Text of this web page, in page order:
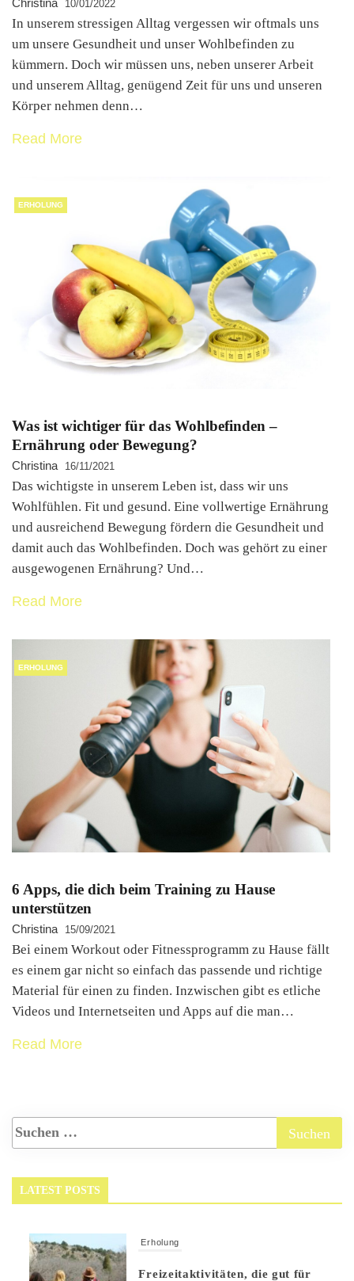
10/01/2022
In unserem stressigen Alltag vergessen wir oftmals uns
um unsere Gesundheit und unser Wohlbefinden zu
kümmern. Doch wir müssen uns, neben unserer Arbeit
und unserem Alltag, genügend Zeit für uns und unseren
Körper nehmen denn…
Read More
ERHOLUNG
Was ist wichtiger für das Wohlbefinden –
Ernährung oder Bewegung?
Christina 16/11/2021
Das wichtigste in unserem Leben ist, dass wir uns
Wohlfühlen. Fit und gesund. Eine vollwertige Ernährung
und ausreichend Bewegung fördern die Gesundheit und
damit auch das Wohlbefinden. Doch was gehört zu einer
ausgewogenen Ernährung? Und…
Read More
ERHOLUNG
6 Apps, die dich beim Training zu Hause
unterstützen
Christina 15/09/2021
Bei einem Workout oder Fitnessprogramm zu Hause fällt
es einem gar nicht so einfach das passende und richtige
Material für einen zu finden. Inzwischen gibt es etliche
Videos und Internetseiten und Apps auf die man…
Read More
LATEST POSTS
Erholung
Freizeitaktivitäten, die gut für